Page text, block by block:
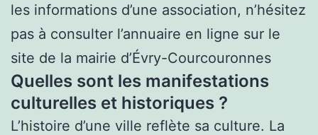
les informations d’une association, n’hésitez
pas à consulter l’annuaire en ligne sur le
site de la mairie d’Évry-Courcouronnes
Quelles sont les manifestations
culturelles et historiques ?
L’histoire d’une ville reflète sa culture. La